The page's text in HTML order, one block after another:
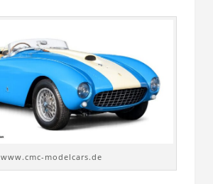
www.cmc-modelcars.de